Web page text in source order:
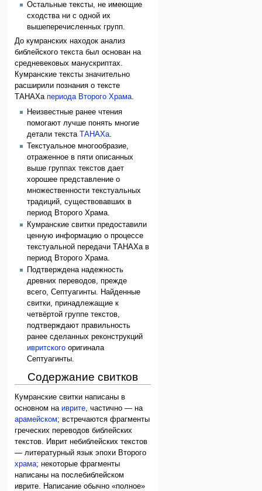
Остальные тексты, не имеющие
сходства ни с одной их
вышеперечисленных групп.
До кумранских находок анализ
библейского текста был основан на
средневековых манускриптах.
Кумранские тексты значительно
расширили познания о тексте
ТАНАХапериода Второго Храма.
Неизвестные ранее чтения
помогают лучше понять многие
детали текста ТАНАХа.
Текстуальное многообразие,
отраженное в пяти описанных
выше группах текстов дает
хорошее представление о
множественности текстуальных
традиций, существовавших в
период Второго Храма.
Кумранские свитки предоставили
ценную информацию о процессе
текстуальной передачи ТАНАХа в
период Второго Храма.
Подтверждена надежность
древних переводов, прежде
всего, Септуагинты. Найденные
свитки, принадлежащие к
четвёртой группе текстов,
подтверждают правильность
ранее сделанных реконструкций
ивритскогооригинала
Септуагинты.
Содержание свитков
Кумранские свитки написаны в
основном наиврите, частично — на
арамейском; встречаются фрагменты
греческих переводов библейских
текстов. Иврит небиблейских текстов
— литературный язык эпохи Второго
храма; некоторые фрагменты
написаны на послебиблейском
иврите. Написание обычно «полное»